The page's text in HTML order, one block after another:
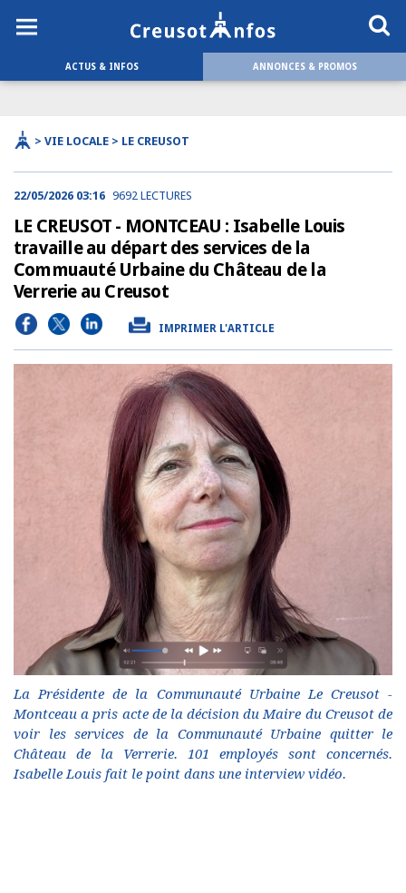
ACTUS & INFOS ANNONCES & PROMOS
> VIE LOCALE > LE CREUSOT
22/05/2026 03:16 9692 LECTURES
LE CREUSOT - MONTCEAU : Isabelle Louis
travaille au départ des services de la
Commuauté Urbaine du Château de la
Verrerie au Creusot
IMPRIMER L'ARTICLE
La Présidente de la Communauté Urbaine Le Creusot -
Montceau a pris acte de la décision du Maire du Creusot de
voir les services de la Communauté Urbaine quitter le
Château de la Verrerie. 101 employés sont concernés.
Isabelle Louis fait le point dans une interview vidéo.